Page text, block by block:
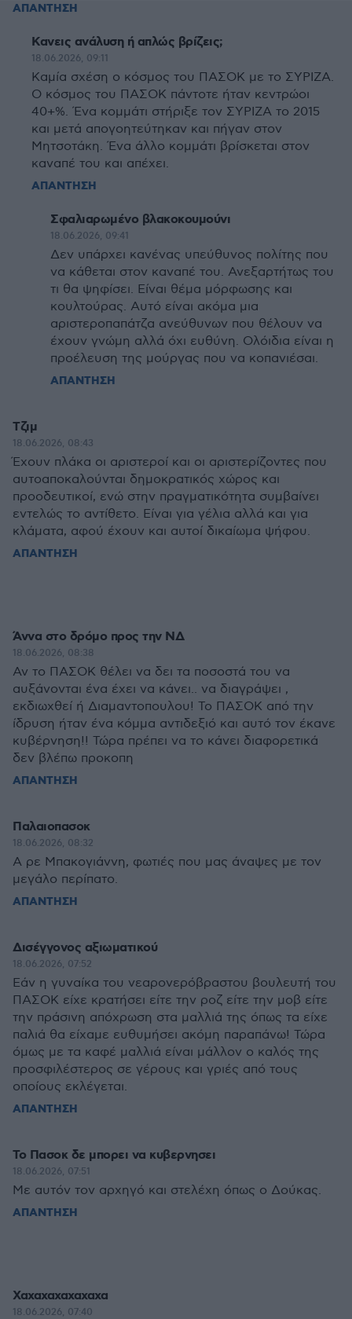
ΑΠΑΝΤΗΣΗ
Κανεις ανάλυση ή απλώς βρίζεις;
18.06.2026, 09:11
Καμία σχέση ο κόσμος του ΠΑΣΟΚ με το ΣΥΡΙΖΑ.
Ο κόσμος του ΠΑΣΟΚ πάντοτε ήταν κεντρώοι
40+%. Ένα κομμάτι στήριξε τον ΣΥΡΙΖΑ το 2015
και μετά απογοητεύτηκαν και πήγαν στον
Μητσοτάκη. Ένα άλλο κομμάτι βρίσκεται στον
καναπέ του και απέχει.
ΑΠΑΝΤΗΣΗ
Σφαλιαρωμένο βλακοκουμούνι
18.06.2026, 09:41
Δεν υπάρχει κανένας υπεύθυνος πολίτης που
να κάθεται στον καναπέ του. Ανεξαρτήτως του
τι θα ψηφίσει. Είναι θέμα μόρφωσης και
κουλτούρας. Αυτό είναι ακόμα μια
αριστεροπαπάτζα ανεύθυνων που θέλουν να
έχουν γνώμη αλλά όχι ευθύνη. Ολόιδια είναι η
προέλευση της μούργας που να κοπανιέσαι.
ΑΠΑΝΤΗΣΗ
Τζιμ
18.06.2026, 08:43
Έχουν πλάκα οι αριστεροί και οι αριστερίζοντες που
αυτοαποκαλούνται δημοκρατικός χώρος και
προοδευτικοί, ενώ στην πραγματικότητα συμβαίνει
εντελώς το αντίθετο. Είναι για γέλια αλλά και για
κλάματα, αφού έχουν και αυτοί δικαίωμα ψήφου.
ΑΠΑΝΤΗΣΗ
Άννα στο δρόμο προς την ΝΔ
18.06.2026, 08:38
Αν το ΠΑΣΟΚ θέλει να δει τα ποσοστά του να
αυξάνονται ένα έχει να κάνει.. να διαγράψει ,
εκδιωχθεί ή Διαμαντοπουλου! Το ΠΑΣΟΚ από την
ίδρυση ήταν ένα κόμμα αντιδεξιό και αυτό τον έκανε
κυβέρνηση!! Τώρα πρέπει να το κάνει διαφορετικά
δεν βλέπω προκοπη
ΑΠΑΝΤΗΣΗ
Παλαιοπασοκ
18.06.2026, 08:32
Α ρε Μπακογιάννη, φωτιές που μας άναψες με τον
μεγάλο περίπατο.
ΑΠΑΝΤΗΣΗ
Δισέγγονος αξιωματικού
18.06.2026, 07:52
Εάν η γυναίκα του νεαρονερόβραστου βουλευτή του
ΠΑΣΟΚ είχε κρατήσει είτε την ροζ είτε την μοβ είτε
την πράσινη απόχρωση στα μαλλιά της όπως τα είχε
παλιά θα είχαμε ευθυμήσει ακόμη παραπάνω! Τώρα
όμως με τα καφέ μαλλιά είναι μάλλον ο καλός της
προσφιλέστερος σε γέρους και γριές από τους
οποίους εκλέγεται.
ΑΠΑΝΤΗΣΗ
Το Πασοκ δε μπορει να κυβερνησει
18.06.2026, 07:51
Με αυτόν τον αρχηγό και στελέχη όπως ο Δούκας.
ΑΠΑΝΤΗΣΗ
Χαχαχαχαχαχαχα
18.06.2026, 07:40